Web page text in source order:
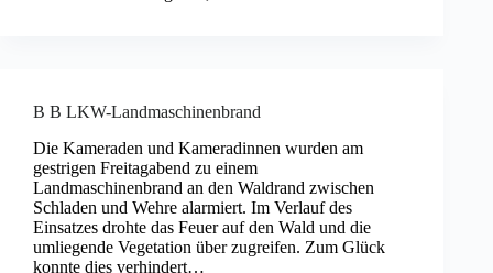
B B LKW-Landmaschinenbrand
Die Kameraden und Kameradinnen wurden am
gestrigen Freitagabend zu einem
Landmaschinenbrand an den Waldrand zwischen
Schladen und Wehre alarmiert. Im Verlauf des
Einsatzes drohte das Feuer auf den Wald und die
umliegende Vegetation über zugreifen. Zum Glück
konnte dies verhindert…